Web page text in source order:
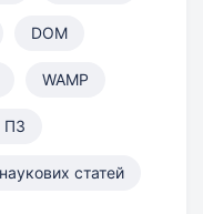
DOM
WAMP
ПЗ
статей